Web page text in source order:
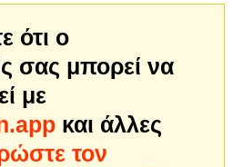
ότι ο
σας μπορεί να
με
και άλλες
τον